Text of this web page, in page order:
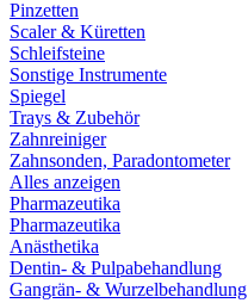
Pinzetten
Scaler & Küretten
Schleifsteine
Sonstige Instrumente
Spiegel
Trays & Zubehör
Zahnreiniger
Zahnsonden, Paradontometer
Alles anzeigen
Pharmazeutika
Pharmazeutika
Anästhetika
Dentin- & Pulpabehandlung
Gangrän- & Wurzelbehandlung